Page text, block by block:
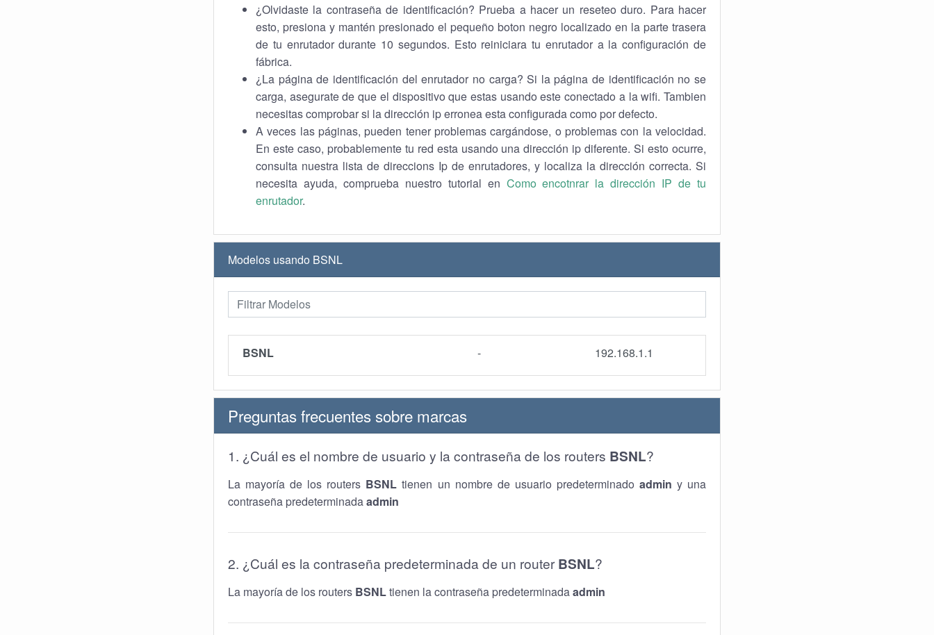
¿Olvidaste la contraseña de identificación? Prueba a hacer un reseteo duro. Para hacer
esto, presiona y mantén presionado el pequeño boton negro localizado en la parte trasera
de tu enrutador durante 10 segundos. Esto reiniciara tu enrutador a la configuración de
fábrica.
¿La página de identificación del enrutador no carga? Si la página de identificación no se
carga, asegurate de que el dispositivo que estas usando este conectado a la wifi. Tambien
necesitas comprobar si la dirección ip erronea esta configurada como por defecto.
A veces las páginas, pueden tener problemas cargándose, o problemas con la velocidad.
En este caso, probablemente tu red esta usando una dirección ip diferente. Si esto ocurre,
consulta nuestra lista de direccions Ip de enrutadores, y localiza la dirección correcta. Si
necesita ayuda, comprueba nuestro tutorial en Como encotnrar la dirección IP de tu
enrutador.
Modelos usando BSNL
BSNL - 192.168.1.1
Preguntas frecuentes sobre marcas
1. ¿Cuál es el nombre de usuario y la contraseña de los routers BSNL?
La mayoría de los routers BSNL tienen un nombre de usuario predeterminado admin y una
contraseña predeterminadaadmin
2. ¿Cuál es la contraseña predeterminada de un routerBSNL?
La mayoría de los routers BSNLtienen la contraseña predeterminadaadmin